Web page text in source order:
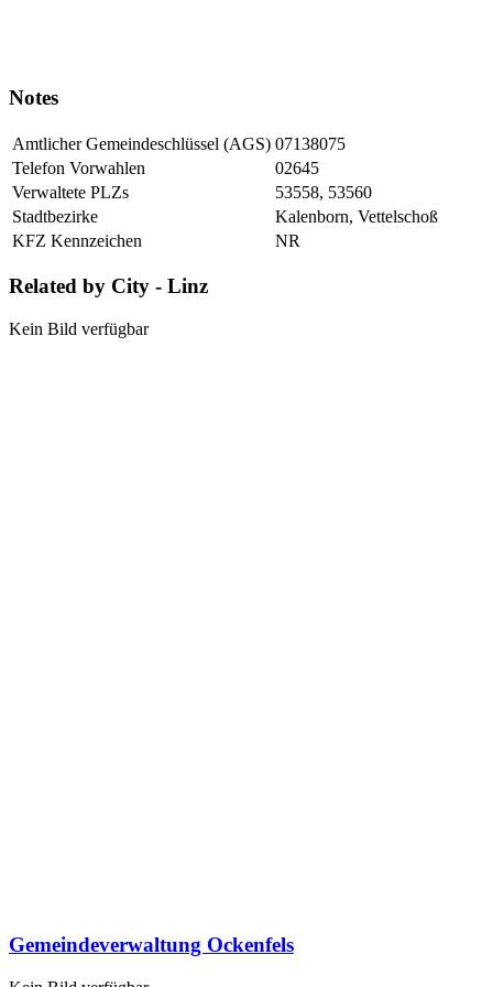
Notes
Amtlicher Gemeindeschlüssel (AGS) 07138075
Telefon Vorwahlen
02645
Verwaltete PLZs
53558, 53560
Stadtbezirke
Kalenborn, Vettelschoß
KFZ Kennzeichen
NR
Related by City - Linz
Kein Bild verfügbar
Gemeindeverwaltung Ockenfels